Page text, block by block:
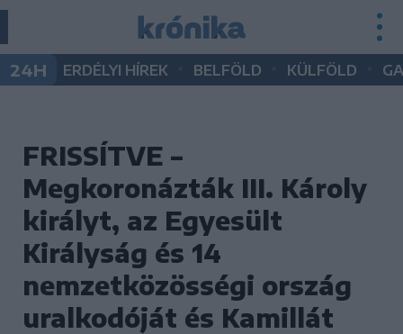
24H ERDÉLYI HÍREK BELFÖLD KÜLFÖLD
FRISSÍTVE –
Megkoronázták III. Károly
királyt, az Egyesült
Királyság és 14
nemzetközösségi ország
uralkodóját és Kamillát